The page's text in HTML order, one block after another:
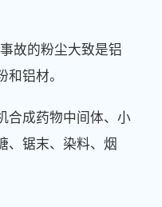
的粉尘大致是铝
铝材。
合成药物中间体、小
、锯末、染料、烟